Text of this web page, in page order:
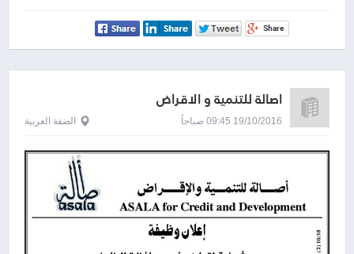
اصالة للتنمية و الاقراض
19/10/2016 09:45 صباحاً الضفة الغربية